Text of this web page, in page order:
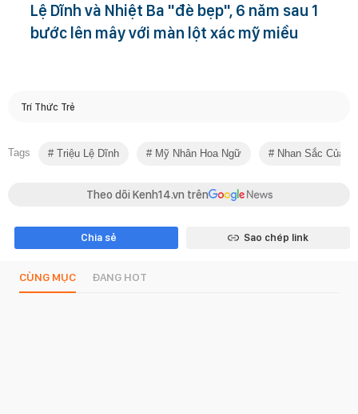
Lệ Dĩnh và Nhiệt Ba "đè bẹp", 6 năm sau 1
bước lên mây với màn lột xác mỹ miều
Trí Thức Trẻ
Tags Triệu Lệ Dĩnh Mỹ Nhân Hoa Ngữ Nhan Sắc Của
Theo dõi Kenh14.vn trên
Chia sẻ Sao chép link
CÙNG MỤC ĐANG HOT